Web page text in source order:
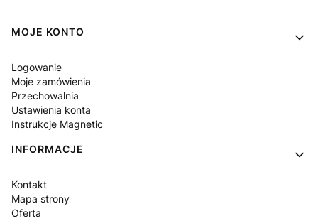
Linki w stopce
MOJE KONTO
Logowanie
Moje zamówienia
Przechowalnia
Ustawienia konta
Instrukcje Magnetic
INFORMACJE
Kontakt
Mapa strony
Oferta